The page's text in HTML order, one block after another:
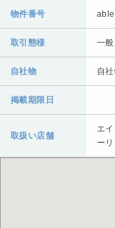
物件番号
取引態様 一般
自社物 自
掲載期限日
取扱い店舗
エ
ー